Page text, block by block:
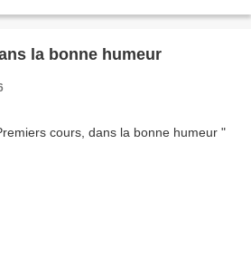
la bonne humeur